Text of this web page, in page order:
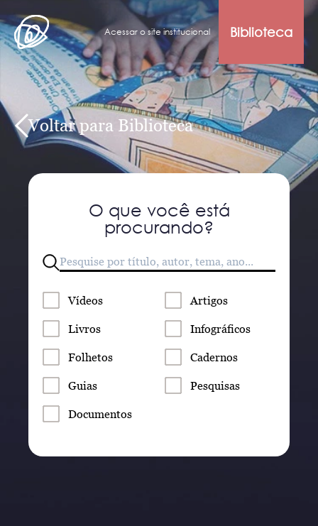
Acessar o site institucional Biblioteca
Voltar para Biblioteca
O que você está
procurando?
Vídeos Artigos
Livros Infográficos
Folhetos Cadernos
Guias Pesquisas
Documentos